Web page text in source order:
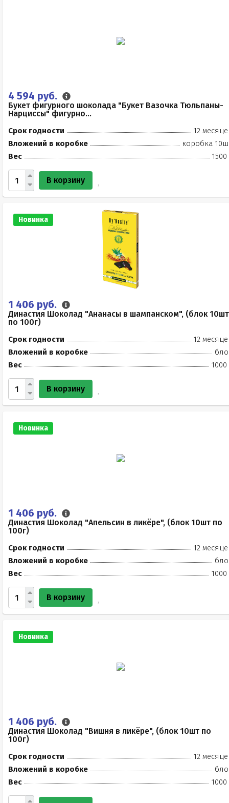
4 594 руб.
Букет фигурного шоколада "Букет Вазочка Тюльпаны-
Нарциссы" фигурно...
Срок годности
12
Вложений в коробке
коробка
Вес
1500
В корзину
Новинка
1 406 руб.
Династия Шоколад "Ананасы в шампанском", (блок 10шт
по 100г)
Срок годности
12
Вложений в коробке
Вес
1000
В корзину
Новинка
1 406 руб.
Династия Шоколад "Апельсин в ликёре", (блок 10шт по
100г)
Срок годности
12
Вложений в коробке
Вес
1000
В корзину
Новинка
1 406 руб.
Династия Шоколад "Вишня в ликёре", (блок 10шт по
100г)
Срок годности
12
Вложений в коробке
Вес
1000